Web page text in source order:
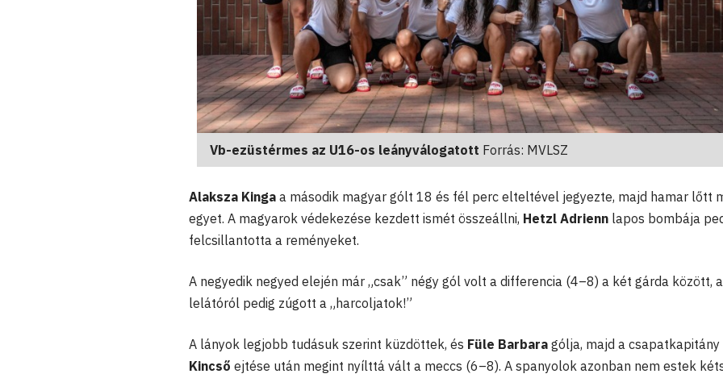
Vb-ezüstérmes az U16-os leányválogatott Forrás: MVLSZ
Alaksza Kinga a második magyar gólt 18 és fél perc elteltével jegyezte, majd hamar lőtt
egyet. A magyarok védekezése kezdett ismét összeállni, Hetzl Adrienn lapos bombája
felcsillantotta a reményeket.
A negyedik negyed elején már „csak” négy gól volt a differencia (4–8) a két gárda között, a
lelátóról pedig zúgott a „harcoljatok!”
A lányok legjobb tudásuk szerint küzdöttek, és Füle Barbara gólja, majd a csapatkapitány
Kincső ejtése után megint nyílttá vált a meccs (6–8). A spanyolok azonban nem estek